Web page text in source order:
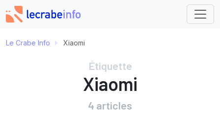
Le Crabe Info Xiaomi
Étiquette
Xiaomi
4 articles